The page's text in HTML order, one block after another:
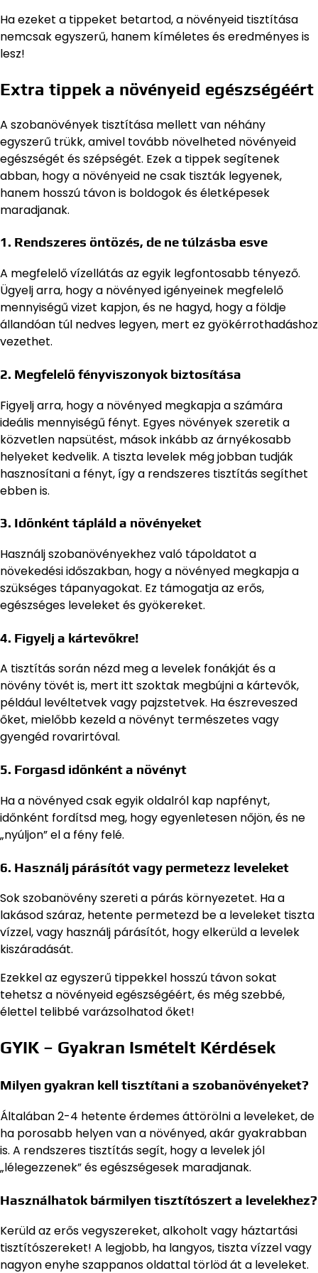
Ha ezeket a tippeket betartod, a növényeid tisztítása
nemcsak egyszerű, hanem kíméletes és eredményes is
lesz!
Extra tippek a növényeid egészségéért
A szobanövények tisztítása mellett van néhány
egyszerű trükk, amivel tovább növelheted növényeid
egészségét és szépségét. Ezek a tippek segítenek
abban, hogy a növényeid ne csak tiszták legyenek,
hanem hosszú távon is boldogok és életképesek
maradjanak.
1. Rendszeres öntözés, de ne túlzásba esve
A megfelelő vízellátás az egyik legfontosabb tényező.
Ügyelj arra, hogy a növényed igényeinek megfelelő
mennyiségű vizet kapjon, és ne hagyd, hogy a földje
állandóan túl nedves legyen, mert ez gyökérrothadáshoz
vezethet.
2. Megfelelő fényviszonyok biztosítása
Figyelj arra, hogy a növényed megkapja a számára
ideális mennyiségű fényt. Egyes növények szeretik a
közvetlen napsütést, mások inkább az árnyékosabb
helyeket kedvelik. A tiszta levelek még jobban tudják
hasznosítani a fényt, így a rendszeres tisztítás segíthet
ebben is.
3. Időnként tápláld a növényeket
Használj szobanövényekhez való tápoldatot a
növekedési időszakban, hogy a növényed megkapja a
szükséges tápanyagokat. Ez támogatja az erős,
egészséges leveleket és gyökereket.
4. Figyelj a kártevőkre!
A tisztítás során nézd meg a levelek fonákját és a
növény tövét is, mert itt szoktak megbújni a kártevők,
például levéltetvek vagy pajzstetvek. Ha észreveszed
őket, mielőbb kezeld a növényt természetes vagy
gyengéd rovarirtóval.
5. Forgasd időnként a növényt
Ha a növényed csak egyik oldalról kap napfényt,
időnként fordítsd meg, hogy egyenletesen nőjön, és ne
„nyúljon” el a fény felé.
6. Használj párásítót vagy permetezz leveleket
Sok szobanövény szereti a párás környezetet. Ha a
lakásod száraz, hetente permetezd be a leveleket tiszta
vízzel, vagy használj párásítót, hogy elkerüld a levelek
kiszáradását.
Ezekkel az egyszerű tippekkel hosszú távon sokat
tehetsz a növényeid egészségéért, és még szebbé,
élettel telibbé varázsolhatod őket!
GYIK – Gyakran Ismételt Kérdések
Milyen gyakran kell tisztítani a szobanövényeket?
Általában 2-4 hetente érdemes áttörölni a leveleket, de
ha porosabb helyen van a növényed, akár gyakrabban
is. A rendszeres tisztítás segít, hogy a levelek jól
„lélegezzenek” és egészségesek maradjanak.
Használhatok bármilyen tisztítószert a levelekhez?
Kerüld az erős vegyszereket, alkoholt vagy háztartási
tisztítószereket! A legjobb, ha langyos, tiszta vízzel vagy
nagyon enyhe szappanos oldattal törlöd át a leveleket.